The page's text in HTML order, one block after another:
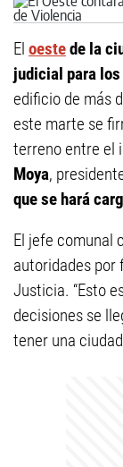
El oestede la
judicial para
edificio de más
este marte se
terreno entre el
Moya,
que se hará
El jefe comunal
autoridades por
Justicia. “Esto
decisiones se
tener una